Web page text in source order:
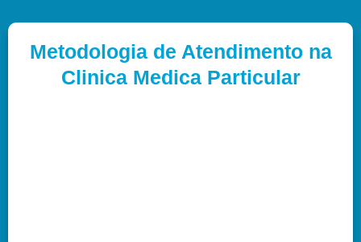
Metodologia de Atendimento na
Clinica Medica Particular